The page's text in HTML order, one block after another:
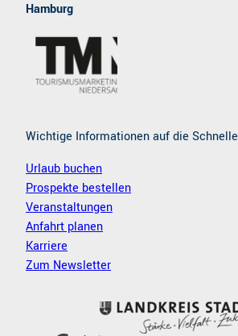
o g
a
m
Hamburg
Wichtige Informationen auf die Schnelle
Urlaub buchen
Prospekte bestellen
Veranstaltungen
Anfahrt planen
Karriere
Zum Newsletter